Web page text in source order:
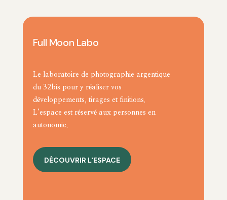
Full Moon Labo
Le laboratoire de photographie argentique
du 32bis pour y réaliser vos
développements, tirages et finitions.
L’espace est réservé aux personnes en
autonomie.
DÉCOUVRIR L'ESPACE